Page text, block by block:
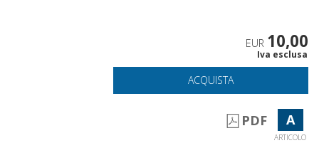
EUR 10,00
Iva esclusa
ACQUISTA
PDF A
ARTICOLO